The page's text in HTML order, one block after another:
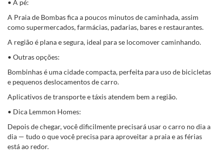
• A pé:
A Praia de Bombas fica a poucos minutos de caminhada, assim
como supermercados, farmácias, padarias, bares e restaurantes.
A região é plana e segura, ideal para se locomover caminhando.
• Outras opções:
Bombinhas é uma cidade compacta, perfeita para uso de bicicletas
e pequenos deslocamentos de carro.
Aplicativos de transporte e táxis atendem bem a região.
• Dica Lemmon Homes:
Depois de chegar, você dificilmente precisará usar o carro no dia a
dia — tudo o que você precisa para aproveitar a praia e as férias
está ao redor.